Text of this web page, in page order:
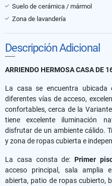
Suelo de cerámica / mármol
Zona de lavandería
Descripción Adicional
ARRIENDO HERMOSA CASA DE
La casa se encuentra ubicada
diferentes vías de acceso,
confortables, cerca de la
tiene excelente iluminación
disfrutar de un ambiente cálido.
y zona de ropas cubierta e
La casa consta de:Primer
acceso principal, sala amplia
abierta, patio de ropas cubierto,